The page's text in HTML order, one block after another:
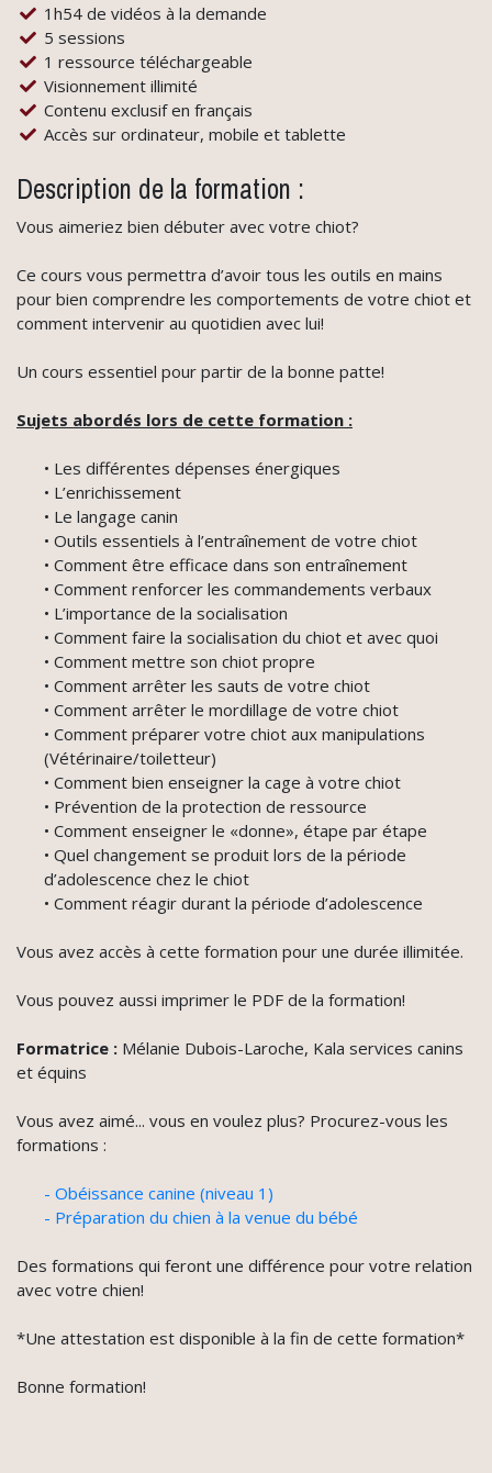
1h54 de vidéos à la demande
5 sessions
1 ressource téléchargeable
Visionnement illimité
Contenu exclusif en français
Accès sur ordinateur, mobile et tablette
Description de la formation :
Vous aimeriez bien débuter avec votre chiot?
Ce cours vous permettra d’avoir tous les outils en mains
pour bien comprendre les comportements de votre chiot et
comment intervenir au quotidien avec lui!
Un cours essentiel pour partir de la bonne patte!
Sujets abordés lors de cette formation :
• Les différentes dépenses énergiques
• L’enrichissement
• Le langage canin
• Outils essentiels à l’entraînement de votre chiot
• Comment être efficace dans son entraînement
• Comment renforcer les commandements verbaux
• L’importance de la socialisation
• Comment faire la socialisation du chiot et avec quoi
• Comment mettre son chiot propre
• Comment arrêter les sauts de votre chiot
• Comment arrêter le mordillage de votre chiot
• Comment préparer votre chiot aux manipulations
(Vétérinaire/toiletteur)
• Comment bien enseigner la cage à votre chiot
• Prévention de la protection de ressource
• Comment enseigner le «donne», étape par étape
• Quel changement se produit lors de la période
d’adolescence chez le chiot
• Comment réagir durant la période d’adolescence
Vous avez accès à cette formation pour une durée illimitée.
Vous pouvez aussi imprimer le PDF de la formation!
Formatrice : Mélanie Dubois-Laroche, Kala services canins
et équins
Vous avez aimé... vous en voulez plus? Procurez-vous les
formations :
- Obéissance canine (niveau 1)
- Préparation du chien à la venue du bébé
Des formations qui feront une différence pour votre relation
avec votre chien!
*Une attestation est disponible à la fin de cette formation*
Bonne formation!